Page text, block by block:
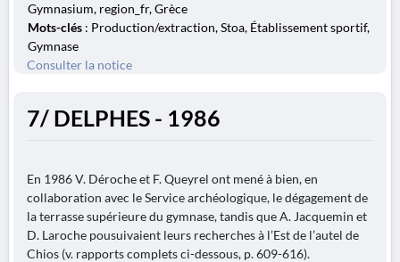
Gymnasium, region_fr, Grèce
Mots-clés : Production/extraction, Stoa, Établissement sportif,
Gymnase
Consulter la notice
7/ DELPHES - 1986
En 1986 V. Déroche et F. Queyrel ont mené à bien, en
collaboration avec le Service archéologique, le dégagement de
la terrasse supérieure du gymnase, tandis que A. Jacquemin et
D. Laroche pousuivaient leurs recherches à l’Est de l’autel de
Chios (v. rapports complets ci-dessous, p. 609-616).